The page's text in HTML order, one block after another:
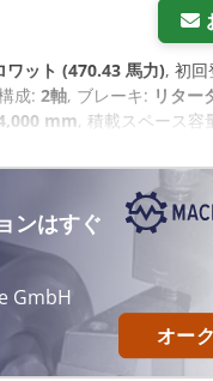
ワット (470.43 馬力), 初回
成: 2軸, ブレーキ: リター
mm, 積載スペース容
ーター, 電子安定制御プ
ンはすぐ
GmbH
オー